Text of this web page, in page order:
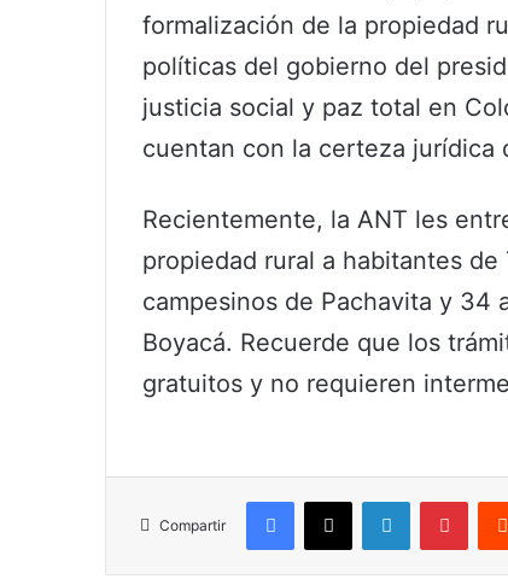
formalización de la propiedad
políticas del gobierno del
justicia social y paz total en
cuentan con la certeza jurídica
Recientemente, la ANT les
propiedad rural a habitantes
campesinos de Pachavita y 34
Boyacá. Recuerde que los
gratuitos y no requieren
Compartir
Facebook
X LinkedIn